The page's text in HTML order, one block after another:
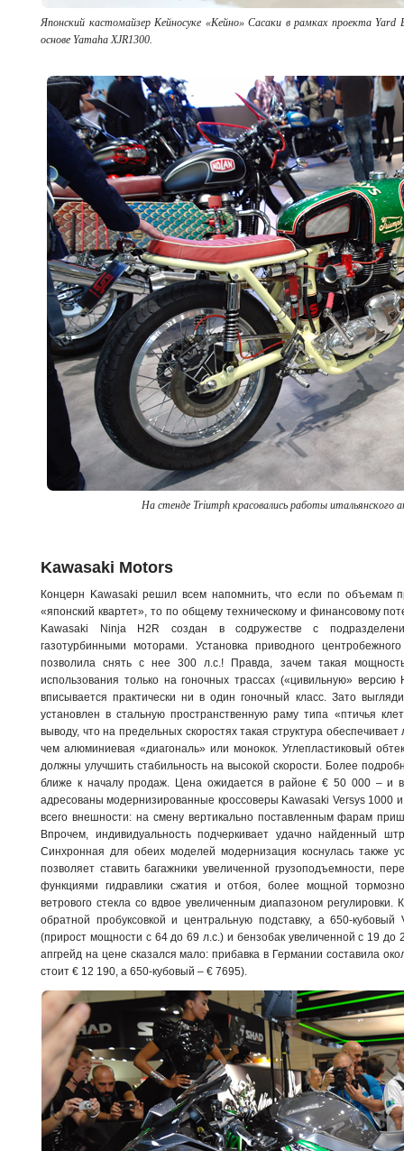
Японский кастомайзер Кейносуке «Кейно» Сасаки в рамках проекта Yard
основе Yamaha XJR1300.
На стенде Triumph красовались работы итальянского
Kawasaki Motors
Концерн Kawasaki решил всем напомнить, что если по объемам
«японский квартет», то по общему техническому и финансовому
Kawasaki Ninja H2R создан в содружестве с
газотурбинными моторами. Установка приводного
позволила снять с нее 300 л.с.! Правда, зачем такая
использования только на гоночных трассах («цивильную»
вписывается практически ни в один гоночный класс. Зато
установлен в стальную пространственную раму типа «птичья
выводу, что на предельных скоростях такая структура
чем алюминиевая «диагональ» или монокок. Углепластиковый
должны улучшить стабильность на высокой скорости. Более
ближе к началу продаж. Цена ожидается в районе € 50 000 – и
адресованы модернизированные кроссоверы Kawasaki Versys 1000
всего внешности: на смену вертикально поставленным фарам
Впрочем, индивидуальность подчеркивает удачно найденный
Синхронная для обеих моделей модернизация коснулась также
позволяет ставить багажники увеличенной грузоподъемности,
функциями гидравлики сжатия и отбоя, более мощной
ветрового стекла со вдвое увеличенным диапазоном
обратной пробуксовкой и центральную подставку, а 650-
(прирост мощности с 64 до 69 л.с.) и бензобак увеличенной с 19 до
апгрейд на цене сказался мало: прибавка в Германии составила
стоит € 12 190, а 650-кубовый – € 7695).